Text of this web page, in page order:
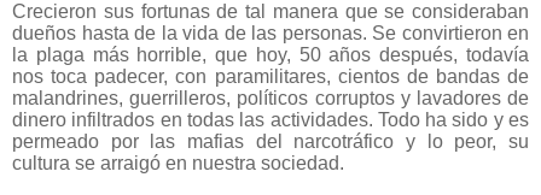
Crecieron sus fortunas de tal manera que se consideraban
dueños hasta de la vida de las personas. Se convirtieron en
la plaga más horrible, que hoy, 50 años después, todavía
nos toca padecer, con paramilitares, cientos de bandas de
malandrines, guerrilleros, políticos corruptos y lavadores de
dinero infiltrados en todas las actividades. Todo ha sido y es
permeado por las mafias del narcotráfico y lo peor, su
cultura se arraigó en nuestra sociedad.